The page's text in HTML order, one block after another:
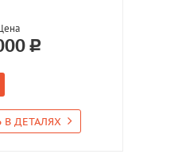
В ДЕТАЛЯХ